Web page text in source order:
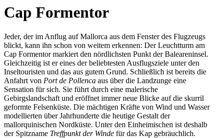
Cap Formentor
Jeder, der im Anflug auf Mallorca aus dem Fenster des Flugzeugs
blickt, kann ihn schon von weitem erkennen: Der Leuchtturm am
Cap Formentor markiert den nördlichsten Punkt der Baleareninsel.
Gleichzeitig ist er eines der beliebtesten Ausflugsziele unter den
Inseltouristen und das aus gutem Grund. Schließlich ist bereits die
Anfahrt von Port de Pollenca aus über die Landzunge eine
Sensation für sich. Sie führt durch eine malerische
Gebirgslandschaft und eröffnet immer neue Blicke auf die skurril
geformte Felsenküste. Die mächtigen Kräfte von Wind und Wasser
modellierten über Jahrhunderte die heutige Gestalt der
mallorquinischen Nordküste. Unter den Einheimischen ist deshalb
der Spitzname Treffpunkt der Winde für das Kap gebräuchlich.